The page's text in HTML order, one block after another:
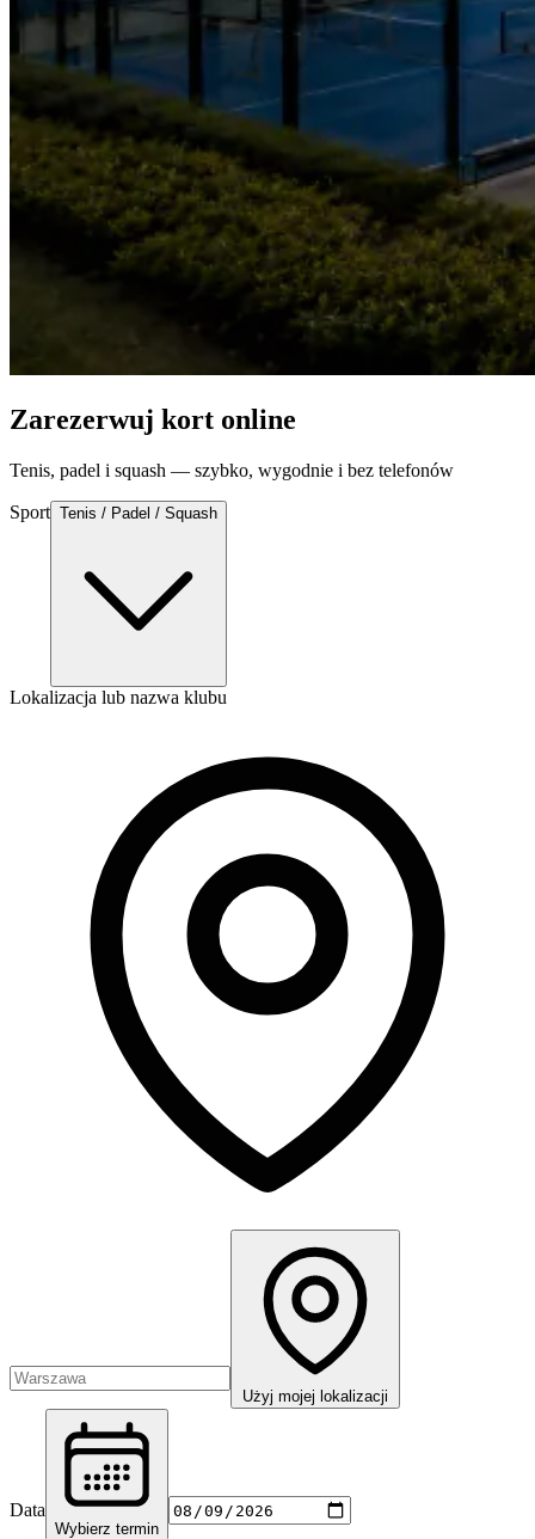
Zarezerwuj kort online
Tenis, padel i squash — szybko, wygodnie i bez telefonów
Sport Tenis / Padel / Squash
Lokalizacja lub nazwa klubu
Użyj mojej lokalizacji
Data
Wybierz termin